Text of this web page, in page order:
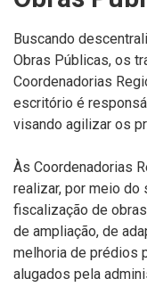
Buscando
Obras Públicas, os
Coordenadorias
escritório é
visando agilizar os
Às Coordenadorias
realizar, por meio do
fiscalização de
de ampliação, de
melhoria de prédios
alugados pela